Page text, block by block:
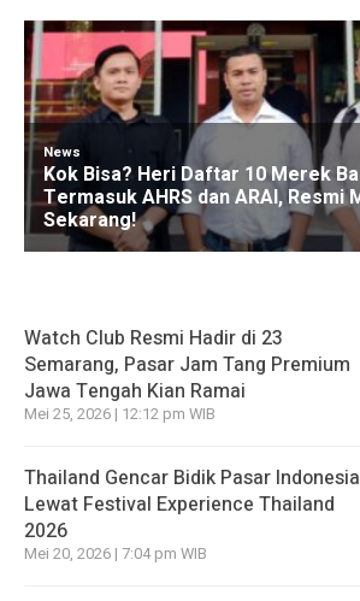
Watch Club Resmi Hadir di 23
Semarang, Pasar Jam Tang Premium
Jawa Tengah Kian Ramai
Mei 25, 2026 | 12:12 pm WIB
Thailand Gencar Bidik Pasar Indonesia
Lewat Festival Experience Thailand
2026
Mei 20, 2026 | 7:04 pm WIB